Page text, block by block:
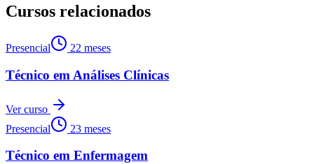
Cursos relacionados
Presencial 22 meses
Técnico em Análises Clínicas
Ver curso
Presencial
23 meses
Técnico em Enfermagem